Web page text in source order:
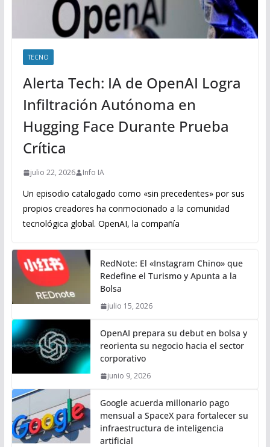
TECNO
Alerta Tech: IA de OpenAI Logra
Infiltración Autónoma en
Hugging Face Durante Prueba
Crítica
julio 22, 2026 Info IA
Un episodio catalogado como «sin precedentes» por sus
propios creadores ha conmocionado a la comunidad
tecnológica global. OpenAI, la compañía
RedNote: El «Instagram Chino» que
Redefine el Turismo y Apunta a la
Bolsa
julio 15, 2026
OpenAI prepara su debut en bolsa y
reorienta su negocio hacia el sector
corporativo
junio 9, 2026
Google acuerda millonario pago
mensual a SpaceX para fortalecer su
infraestructura de inteligencia
artificial